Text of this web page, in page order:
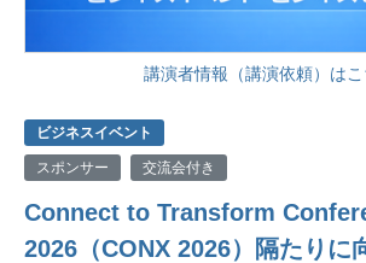
講演者情報（講演依頼）はこ
ビジネスイベント
スポンサー 交流会付き
Connect to Transform
2026（CONX 2026）隔たりに